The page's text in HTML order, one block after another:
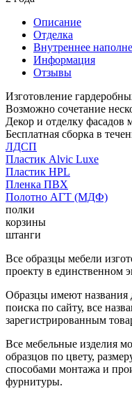
Описание
Отделка
Внутреннее
Информация
Отзывы
Изготовление
Возможно сочетание
Декор и отделку
Бесплатная сборка в
ЛДСП
Пластик Alvic Luxe
Пластик HPL
Пленка ПВХ
Полотно АГТ (МДФ)
полки
корзины
штанги
Все образцы мебели
проекту в единственном
Образцы имеют названия
поиска по сайту, все
зарегистрированным
Все мебельные изделия
образцов по цвету,
способами монтажа и
фурнитуры.